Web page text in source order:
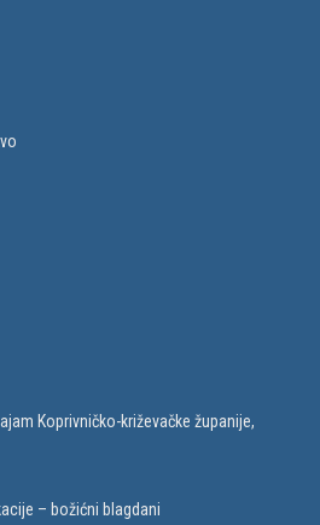
Koprivničko-križevačke županije,
– božićni blagdani